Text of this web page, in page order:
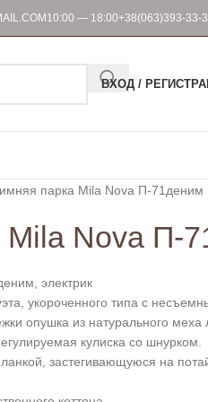
10:00 — 18:00+38(063)393-33-
ВХОД /
парка Mila Nova П-71деним
Mila Nova П-
электрик
укороченного типа с
опушка из натурального меха
кулиска со шнурком.
застегивающуюся на